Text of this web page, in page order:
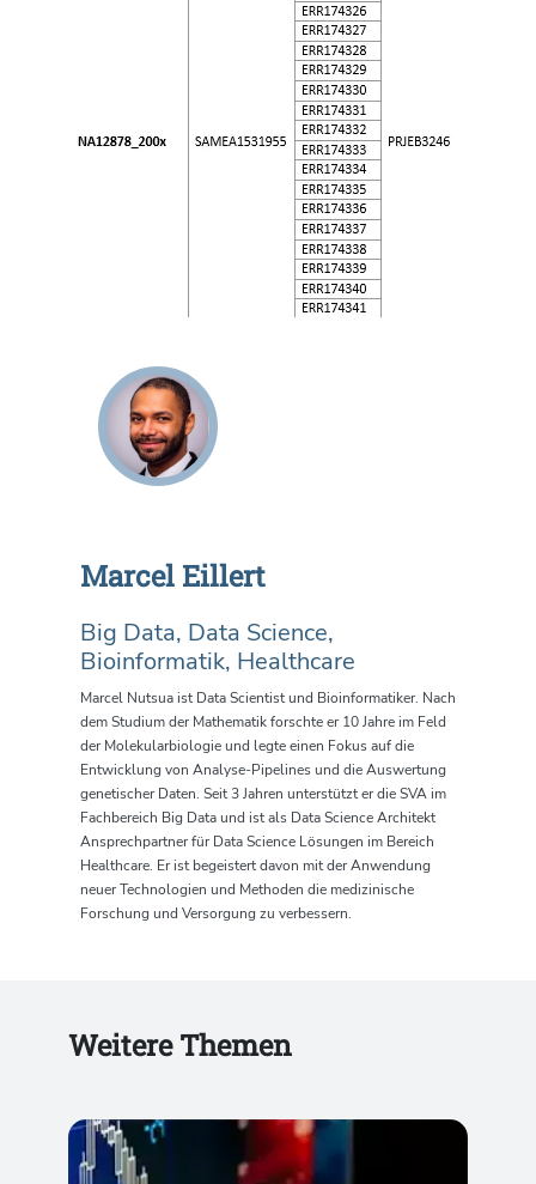
Marcel Eillert
Big Data, Data Science,
Bioinformatik, Healthcare
Marcel Nutsua ist Data Scientist und Bioinformatiker. Nach
dem Studium der Mathematik forschte er 10 Jahre im Feld
der Molekularbiologie und legte einen Fokus auf die
Entwicklung von Analyse-Pipelines und die Auswertung
genetischer Daten. Seit 3 Jahren unterstützt er die SVA im
Fachbereich Big Data und ist als Data Science Architekt
Ansprechpartner für Data Science Lösungen im Bereich
Healthcare. Er ist begeistert davon mit der Anwendung
neuer Technologien und Methoden die medizinische
Forschung und Versorgung zu verbessern.
Weitere Themen